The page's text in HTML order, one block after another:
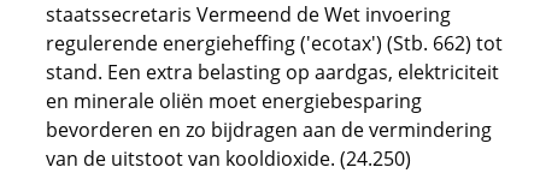
staatssecretaris Vermeend de Wet invoering
regulerende energieheffing ('ecotax') (Stb. 662) tot
stand. Een extra belasting op aardgas, elektriciteit
en minerale oliën moet energiebesparing
bevorderen en zo bijdragen aan de vermindering
van de uitstoot van kooldioxide. (24.250)